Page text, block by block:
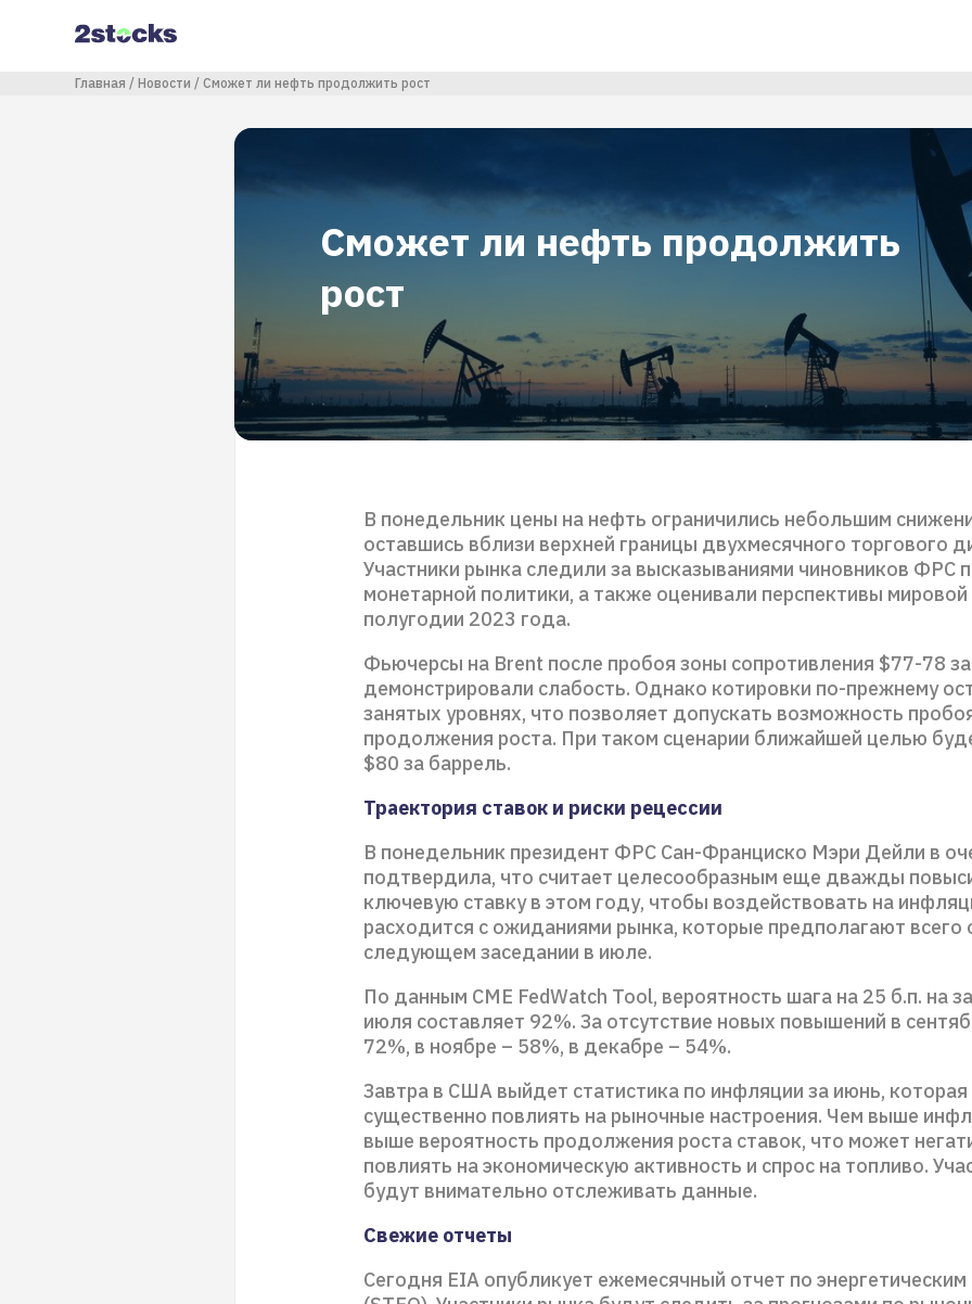
содержанию
Строка навигации
Главная Новости Сможет ли нефть продолжить рост
Сможет ли нефть продолжить
рост
В понедельник цены на нефть ограничились небольшим
оставшись вблизи верхней границы двухмесячного торгового
Участники рынка следили за высказываниями чиновников ФРС
монетарной политики, а также оценивали перспективы
полугодии 2023 года.
Фьючерсы на Brent после пробоя зоны сопротивления $77-78
демонстрировали слабость. Однако котировки по-прежнему
занятых уровнях, что позволяет допускать возможность
продолжения роста. При таком сценарии ближайшей целью
$80 за баррель.
Траектория ставок и риски рецессии
В понедельник президент ФРС Сан-Франциско Мэри Дейли в
подтвердила, что считает целесообразным еще дважды
ключевую ставку в этом году, чтобы воздействовать на
расходится с ожиданиями рынка, которые предполагают всего
следующем заседании в июле.
По данным CME FedWatch Tool, вероятность шага на 25 б.п. на
июля составляет 92%. За отсутствие новых повышений в
72%, в ноябре – 58%, в декабре – 54%.
Завтра в США выйдет статистика по инфляции за июнь,
существенно повлиять на рыночные настроения. Чем выше
выше вероятность продолжения роста ставок, что может
повлиять на экономическую активность и спрос на топливо.
будут внимательно отслеживать данные.
Свежие отчеты
Сегодня EIA опубликует ежемесячный отчет по